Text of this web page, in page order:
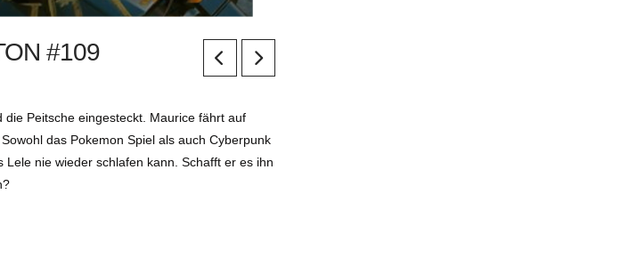
#109
Peitsche eingesteckt. Maurice fährt auf
das Pokemon Spiel als auch Cyberpunk
nie wieder schlafen kann. Schafft er es ihn